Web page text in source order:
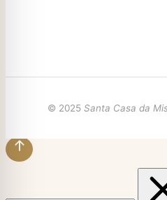
© 2025 Santa Casa da